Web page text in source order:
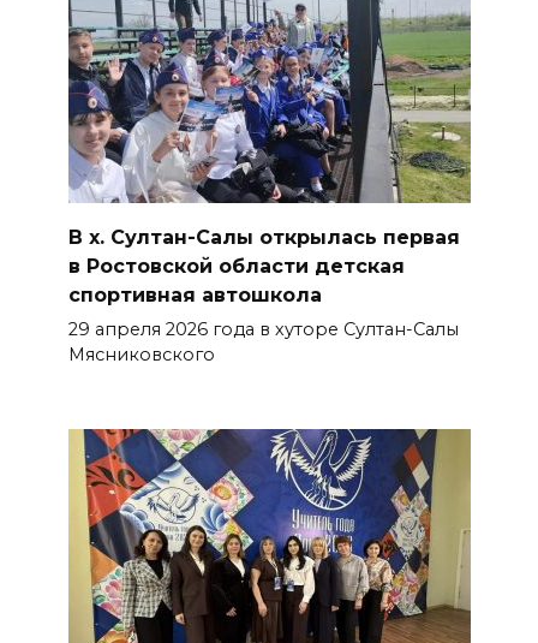
В х. Султан-Салы открылась первая
в Ростовской области детская
спортивная автошкола
29 апреля 2026 года в хуторе Султан-Салы
Мясниковского